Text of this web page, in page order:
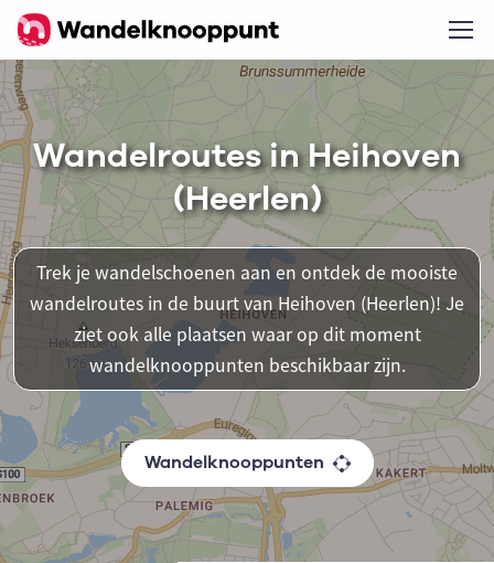
Wandelroutes in Heihoven
(Heerlen)
Trek je wandelschoenen aan en ontdek de mooiste
wandelroutes in de buurt van Heihoven (Heerlen)! Je
ziet ook alle plaatsen waar op dit moment
wandelknooppunten beschikbaar zijn.
Wandelknooppunten